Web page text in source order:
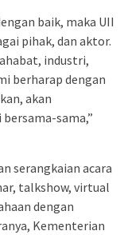
baik, maka UII
pihak, dan aktor.
industri,
berharap dengan
akan
sama,”
serangkaian acara
talkshow, virtual
dengan
Kementerian